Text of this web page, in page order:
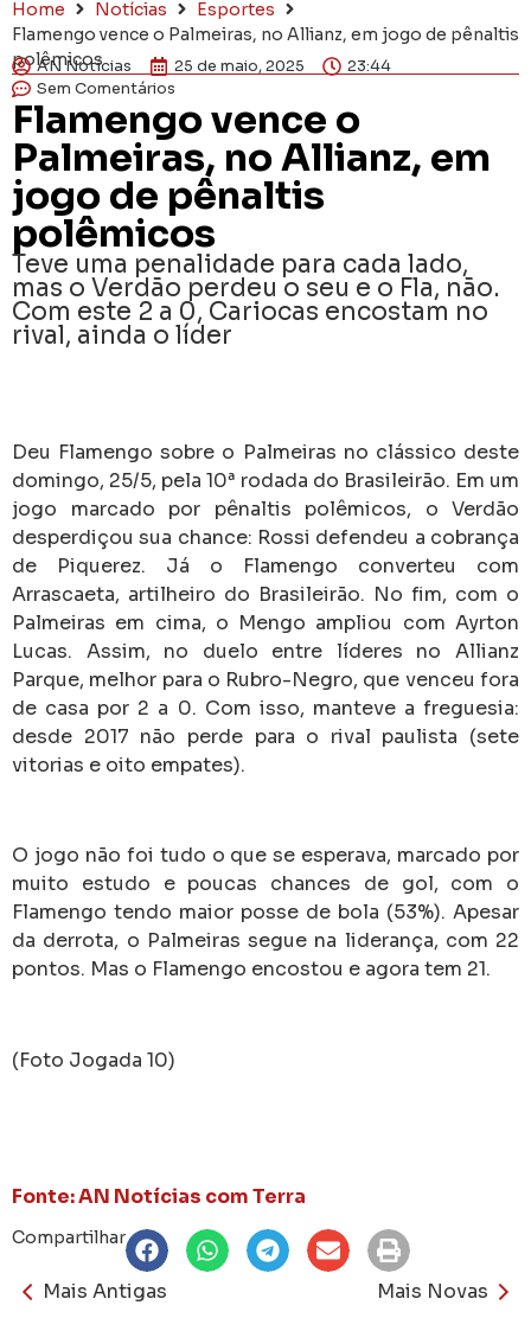
Home Notícias
Esportes
Flamengo vence o Palmeiras, no Allianz, em jogo de pênaltis
polêmicos
AN Notícias 25 de maio, 2025
23:44
Sem Comentários
Flamengo vence o
Palmeiras, no Allianz, em
jogo de pênaltis
polêmicos
Teve uma penalidade para cada lado,
mas o Verdão perdeu o seu e o Fla, não.
Com este 2 a 0, Cariocas encostam no
rival, ainda o líder
Deu Flamengo sobre o Palmeiras no clássico deste
domingo, 25/5, pela 10ª rodada do Brasileirão. Em um
jogo marcado por pênaltis polêmicos, o Verdão
desperdiçou sua chance: Rossi defendeu a cobrança
de Piquerez. Já o Flamengo converteu com
Arrascaeta, artilheiro do Brasileirão. No fim, com o
Palmeiras em cima, o Mengo ampliou com Ayrton
Lucas. Assim, no duelo entre líderes no Allianz
Parque, melhor para o Rubro-Negro, que venceu fora
de casa por 2 a 0. Com isso, manteve a freguesia:
desde 2017 não perde para o rival paulista (sete
vitorias e oito empates).
O jogo não foi tudo o que se esperava, marcado por
muito estudo e poucas chances de gol, com o
Flamengo tendo maior posse de bola (53%). Apesar
da derrota, o Palmeiras segue na liderança, com 22
pontos. Mas o Flamengo encostou e agora tem 21.
(Foto Jogada 10)
Fonte: AN Notícias com Terra
Compartilhar
Mais Antigas Mais Novas